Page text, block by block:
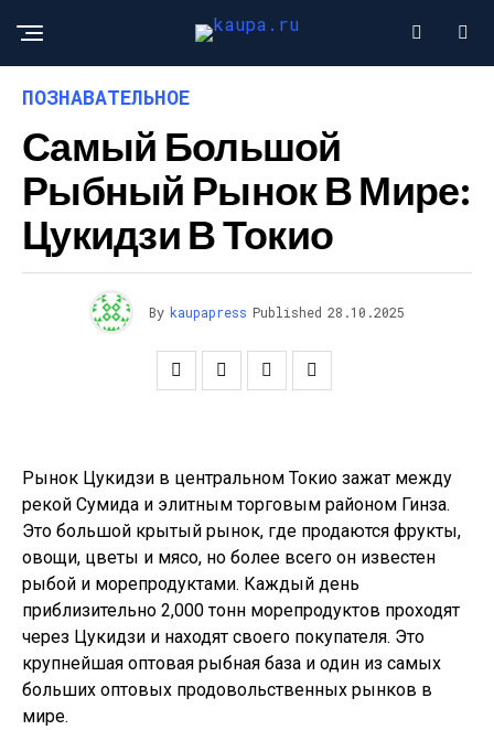
ПОЗНАВАТЕЛЬНОЕ
Самый Большой
Рыбный Рынок В Мире:
Цукидзи В Токио
By kaupapress Published 28.10.2025
Рынок Цукидзи в центральном Токио зажат между
рекой Сумида и элитным торговым районом Гинза.
Это большой крытый рынок, где продаются фрукты,
овощи, цветы и мясо, но более всего он известен
рыбой и морепродуктами. Каждый день
приблизительно 2,000 тонн морепродуктов проходят
через Цукидзи и находят своего покупателя. Это
крупнейшая оптовая рыбная база и один из самых
больших оптовых продовольственных рынков в
мире.